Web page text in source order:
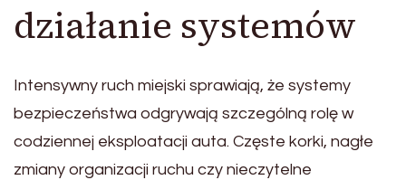
działanie systemów
Intensywny ruch miejski sprawiają, że systemy
bezpieczeństwa odgrywają szczególną rolę w
codziennej eksploatacji auta. Częste korki, nagłe
zmiany organizacji ruchu czy nieczytelne